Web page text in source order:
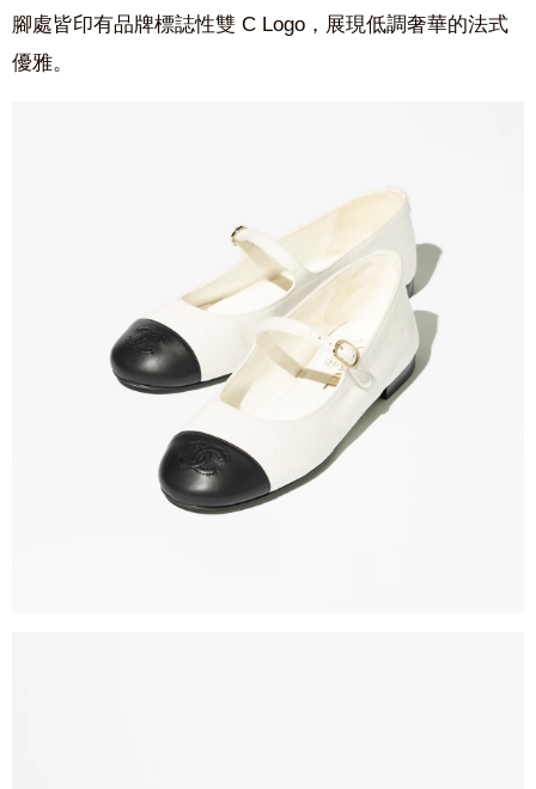
腳處皆印有品牌標誌性雙 C Logo，展現低調奢華的法式
優雅。